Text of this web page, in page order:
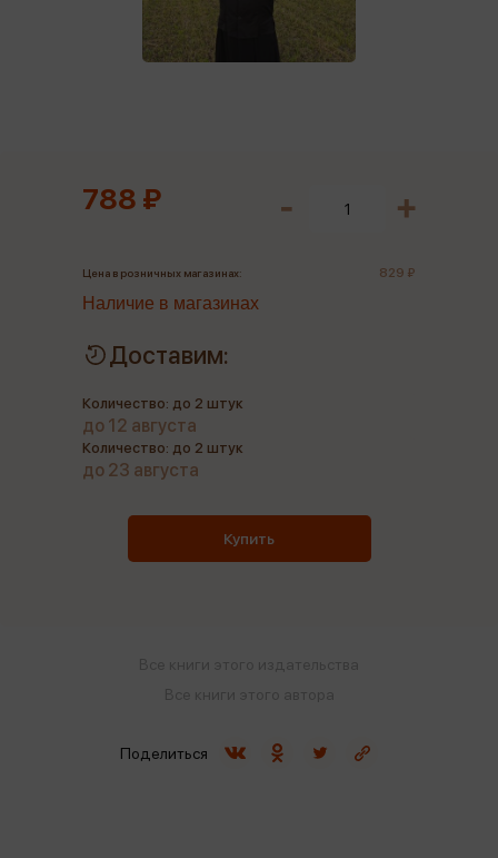
788 ₽
Цена в розничных магазинах: 829 ₽
Наличие в магазинах
Доставим:
Количество: до 2 штук
до 12 августа
Количество: до 2 штук
до 23 августа
Купить
Поделиться